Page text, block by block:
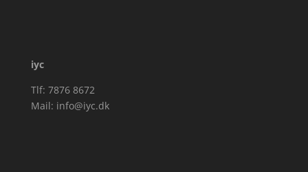
iyc
Tlf: 7876 8672
Mail: info@iyc.dk